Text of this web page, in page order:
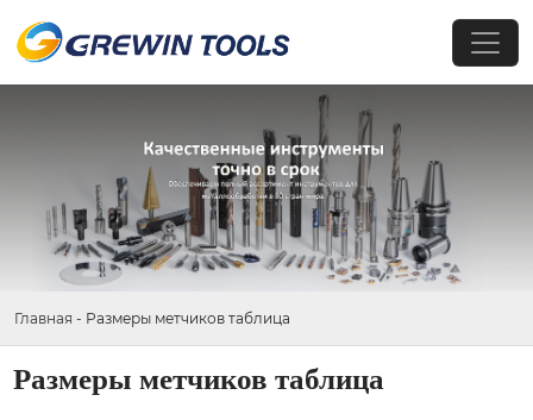
Главная - Размеры метчиков таблица
Размеры метчиков таблица